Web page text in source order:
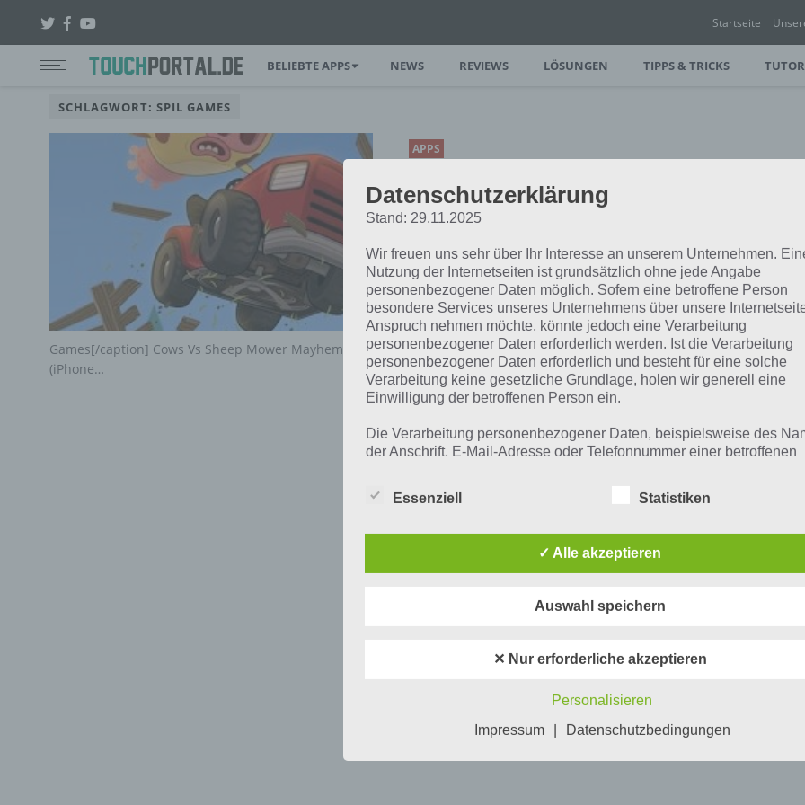
Startseite
BELIEBTE APPS NEWS REVIEWS LÖSUNGEN TIPPS & TRICKS
SCHLAGWORT: SPIL GAMES
APPS
COWS VS SHEEP: DAS
VERRÜCKTE ARCADE SPIEL
FÜR ANDROID UND IOS
PAUL STELZER -31. MÄRZ 2016
[caption id="attachment_24336"
align="alignright" width="150"] Cows Vs
Sheep Mower Mayhem von Spil
Games[/caption] Cows Vs Sheep Mower Mayhem ist ein neues Arcade Spiel für Android und iOS
(iPhone…
Datenschutzerklärung
Stand: 29.11.2025
Wir freuen uns sehr über Ihr Interesse an unserem Unternehmen.
Nutzung der Internetseiten ist grundsätzlich ohne jede Angabe
personenbezogener Daten möglich. Sofern eine betroffene Person
besondere Services unseres Unternehmens über unsere
Anspruch nehmen möchte, könnte jedoch eine Verarbeitung
personenbezogener Daten erforderlich werden. Ist die Verarbeitung
personenbezogener Daten erforderlich und besteht für eine solche
Verarbeitung keine gesetzliche Grundlage, holen wir generell eine
Einwilligung der betroffenen Person ein.
Die Verarbeitung personenbezogener Daten, beispielsweise des
der Anschrift, E-Mail-Adresse oder Telefonnummer einer betroffenen
Datenschutzbestimmungen. Mittels dieser Datenschutzerklärung
informieren. Ferner werden betroffene Personen mittels dieser
Datenschutzerklärung über die ihnen zustehenden Rechte
Wir haben als für die Verarbeitung Verantwortlicher zahlreiche
personenbezogenen Daten sicherzustellen. Dennoch können
aufweisen, sodass ein absoluter Schutz nicht gewährleistet werden
Aus diesem Grund steht es jeder betroffenen Person frei,
personenbezogene Daten auch auf alternativen Wegen,
Essenziell Statistiken
✓ Alle akzeptieren
Auswahl speichern
✕ Nur erforderliche akzeptieren
Personalisieren
Impressum
Datenschutzbedingungen